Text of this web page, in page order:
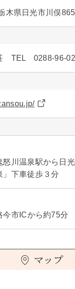
県日光市川俣865
TEL 0288-96-
川温泉駅から日
」下車徒歩３分
今市ICから約75分
マップ